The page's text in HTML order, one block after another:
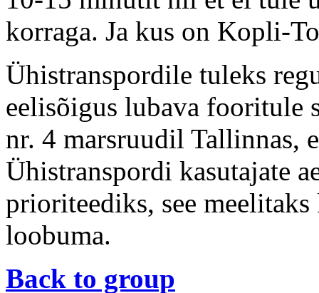
korraga. Ja kus on Kopli-
Ühistranspordile tuleks
eelisõigus lubava fooritule
nr. 4 marsruudil Tallinnas,
Ühistranspordi kasutajate
prioriteediks, see
loobuma.
Back to group